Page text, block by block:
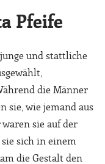
Pfeife
und stattliche
die Männer
sie, wie jemand aus
sie auf der
sich in einem
die Gestalt den